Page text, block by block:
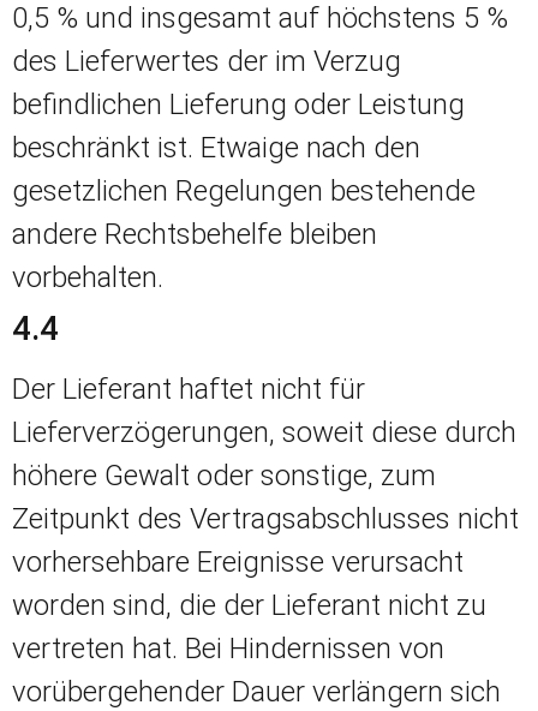
0,5 % und insgesamt auf höchstens 5 %
des Lieferwertes der im Verzug
befindlichen Lieferung oder Leistung
beschränkt ist. Etwaige nach den
gesetzlichen Regelungen bestehende
andere Rechtsbehelfe bleiben
vorbehalten.
4.4
Der Lieferant haftet nicht für
Lieferverzögerungen, soweit diese durch
höhere Gewalt oder sonstige, zum
Zeitpunkt des Vertragsabschlusses nicht
vorhersehbare Ereignisse verursacht
worden sind, die der Lieferant nicht zu
vertreten hat. Bei Hindernissen von
vorübergehender Dauer verlängern sich